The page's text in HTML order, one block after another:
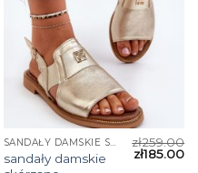
SANDAŁY DAMSKIE SKÓRZANE
sandały damskie
zł259.00
zł185.00